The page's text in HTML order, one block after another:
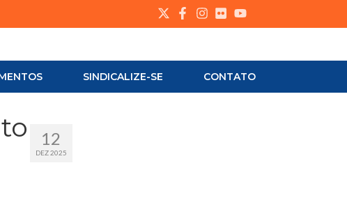
SINDICALIZE-SE CONTATO
12
DEZ 2025